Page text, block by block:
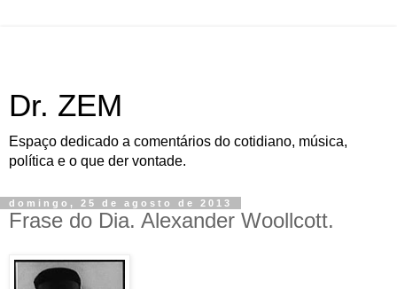
Dr. ZEM
Espaço dedicado a comentários do cotidiano, música,
política e o que der vontade.
domingo, 25 de agosto de 2013
Frase do Dia. Alexander Woollcott.